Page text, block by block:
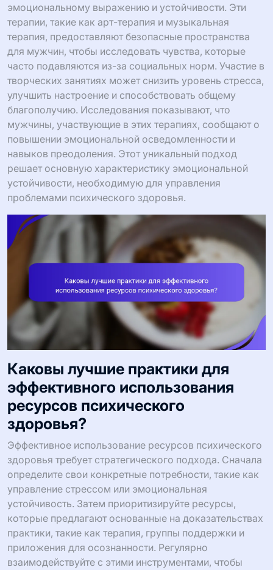
эмоциональному выражению и устойчивости. Эти
терапии, такие как арт-терапия и музыкальная
терапия, предоставляют безопасные пространства
для мужчин, чтобы исследовать чувства, которые
часто подавляются из-за социальных норм. Участие в
творческих занятиях может снизить уровень стресса,
улучшить настроение и способствовать общему
благополучию. Исследования показывают, что
мужчины, участвующие в этих терапиях, сообщают о
повышении эмоциональной осведомленности и
навыков преодоления. Этот уникальный подход
решает основную характеристику эмоциональной
устойчивости, необходимую для управления
проблемами психического здоровья.
Каковы лучшие практики для
эффективного использования
ресурсов психического
здоровья?
Эффективное использование ресурсов психического
здоровья требует стратегического подхода. Сначала
определите свои конкретные потребности, такие как
управление стрессом или эмоциональная
устойчивость. Затем приоритизируйте ресурсы,
которые предлагают основанные на доказательствах
практики, такие как терапия, группы поддержки и
приложения для осознанности. Регулярно
взаимодействуйте с этими инструментами, чтобы